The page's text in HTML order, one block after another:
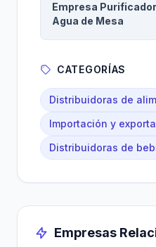
Empresa
Agua de Mesa
CATEGORÍAS
Distribuidoras de
Importación y
Distribuidoras de
Empresas